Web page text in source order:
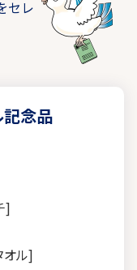
セレ
念品
]
ル]